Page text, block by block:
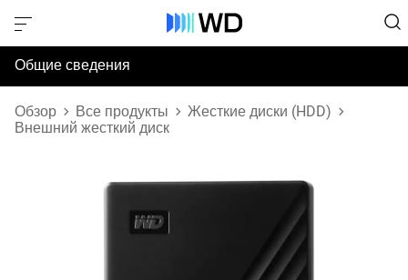
Общие сведения
Технические характеристики
Обзор Все продукты
Жесткие диски (HDD)
Внешний жесткий диск